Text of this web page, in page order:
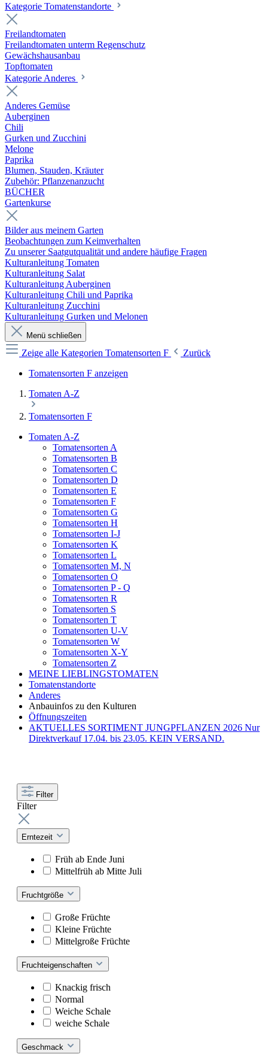
Kategorie Tomatenstandorte
Freilandtomaten
Freilandtomaten unterm Regenschutz
Gewächshausanbau
Topftomaten
Kategorie Anderes
Anderes Gemüse
Auberginen
Chili
Gurken und Zucchini
Melone
Paprika
Blumen, Stauden, Kräuter
Zubehör: Pflanzenanzucht
BÜCHER
Gartenkurse
Bilder aus meinem Garten
Beobachtungen zum Keimverhalten
Zu unserer Saatgutqualität und andere häufige Fragen
Kulturanleitung Tomaten
Kulturanleitung Salat
Kulturanleitung Auberginen
Kulturanleitung Chili und Paprika
Kulturanleitung Zucchini
Kulturanleitung Gurken und Melonen
Menü schließen
Zeige alle Kategorien Tomatensorten F
Zurück
Tomatensorten F anzeigen
Tomaten A-Z
Tomatensorten F
Tomaten A-Z
Tomatensorten A
Tomatensorten B
Tomatensorten C
Tomatensorten D
Tomatensorten E
Tomatensorten F
Tomatensorten G
Tomatensorten H
Tomatensorten I-J
Tomatensorten K
Tomatensorten L
Tomatensorten M, N
Tomatensorten O
Tomatensorten P - Q
Tomatensorten R
Tomatensorten S
Tomatensorten T
Tomatensorten U-V
Tomatensorten W
Tomatensorten X-Y
Tomatensorten Z
MEINE LIEBLINGSTOMATEN
Tomatenstandorte
Anderes
Anbauinfos zu den Kulturen
Öffnungszeiten
AKTUELLES SORTIMENT JUNGPFLANZEN 2026 Nur
Direktverkauf 17.04. bis 23.05. KEIN VERSAND.
Filter
Filter
Erntezeit
Früh ab Ende Juni
Mittelfrüh ab Mitte Juli
Fruchtgröße
Große Früchte
Kleine Früchte
Mittelgroße Früchte
Fruchteigenschaften
Knackig frisch
Normal
Weiche Schale
weiche Schale
Geschmack